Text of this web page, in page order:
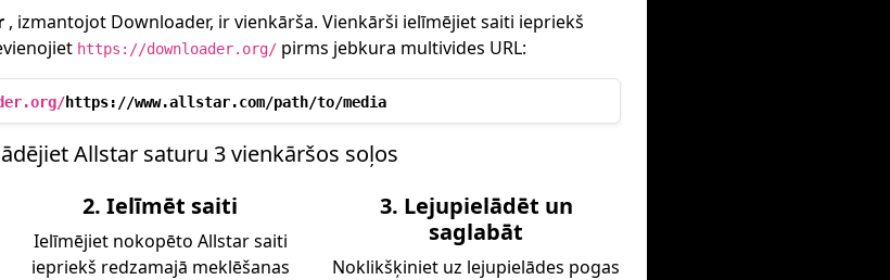
, izmantojot Downloader, ir vienkārša. Vienkārši ielīmējiet saiti iepriekš
https://downloader.org/pirms jebkura multivides URL:
https://www.allstar.com/path/to/media
Allstar saturu 3 vienkāršos soļos
2. Ielīmēt saiti
Ielīmējiet nokopēto Allstar saiti
iepriekš redzamajā meklēšanas
3. Lejupielādēt un
saglabāt
Noklikšķiniet uz lejupielādes pogas